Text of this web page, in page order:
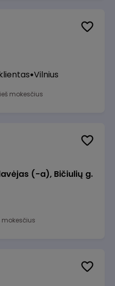
Vilnius
mokesčius
(-a), Bičiulių g.
mokesčius